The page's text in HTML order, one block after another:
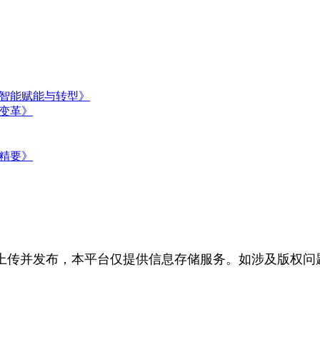
能赋能与转型》
革》
要》
并发布，本平台仅提供信息存储服务。如涉及版权